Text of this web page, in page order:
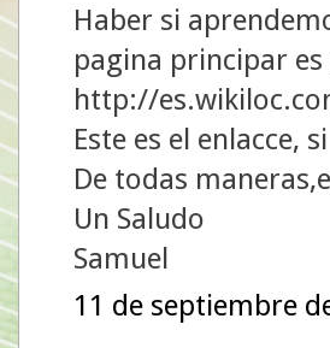
Haber si
pagina principar
http://
Este es el enlacce,
De todas
Un Saludo
Samuel
11 de septiembre